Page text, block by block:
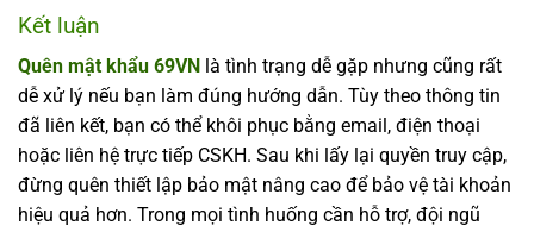
Kết luận
Quên mật khẩu 69VN là tình trạng dễ gặp nhưng cũng rất
dễ xử lý nếu bạn làm đúng hướng dẫn. Tùy theo thông tin
đã liên kết, bạn có thể khôi phục bằng email, điện thoại
hoặc liên hệ trực tiếp CSKH. Sau khi lấy lại quyền truy cập,
đừng quên thiết lập bảo mật nâng cao để bảo vệ tài khoản
hiệu quả hơn. Trong mọi tình huống cần hỗ trợ, đội ngũ